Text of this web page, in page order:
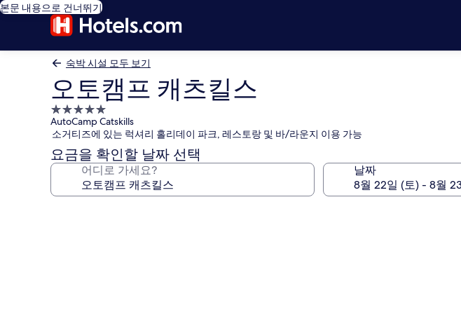
본문 내용으로 건너뛰기
숙박 시설 모두 보기
오토캠프 캐츠킬스
5.0
성
급
숙
박
AutoCamp Catskills
소거티즈에 있는 럭셔리 홀리데이 파크, 레스토랑 및 바/라운지 이용 가능
요금을 확인할 날짜 선택
어디로 가세요? 날짜